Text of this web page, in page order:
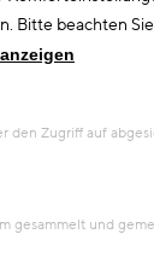
Bitte beachten
den Zugriff auf
gesammelt und